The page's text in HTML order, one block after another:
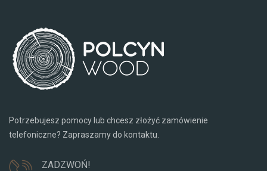
Potrzebujesz pomocy lub chcesz złożyć zamówienie
telefoniczne? Zapraszamy do kontaktu.
ZADZWOŃ!